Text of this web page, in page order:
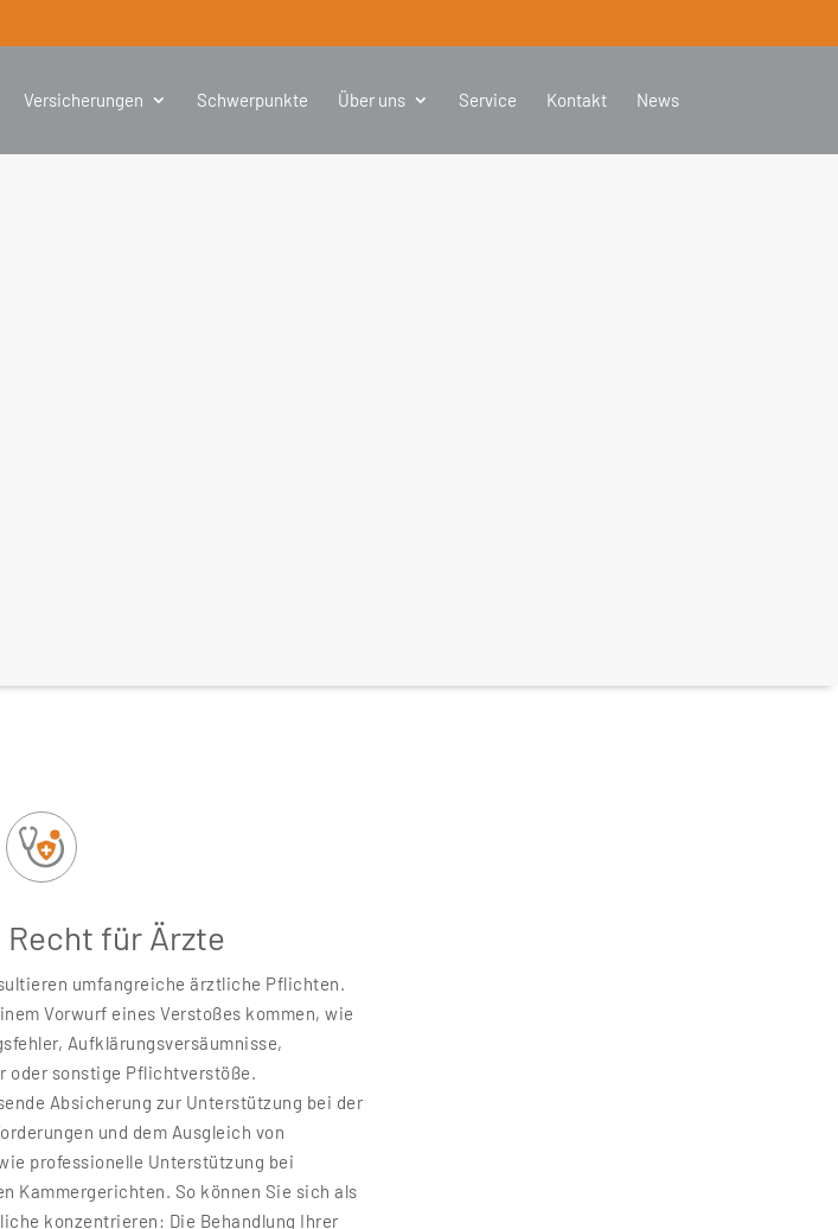
Versicherungen Schwerpunkte Über uns Service Kontakt News
Recht für Ärzte
umfangreiche ärztliche Pflichten.
Vorwurf eines Verstoßes kommen, wie
Aufklärungsversäumnisse,
oder sonstige Pflichtverstöße.
Absicherung zur Unterstützung bei der
und dem Ausgleich von
professionelle Unterstützung bei
Kammergerichten. So können Sie sich als
konzentrieren: Die Behandlung Ihrer